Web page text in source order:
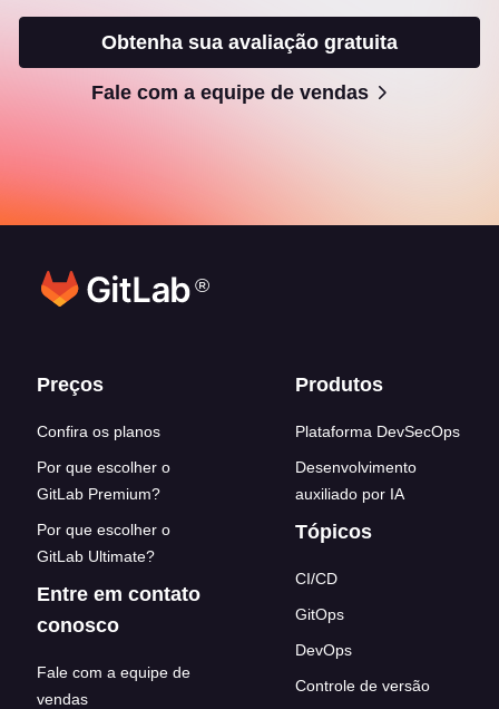
Obtenha sua avaliação gratuita
Fale com a equipe de vendas
®
Footer links
Preços
Confira os planos
Por que escolher o
GitLab Premium?
Por que escolher o
GitLab Ultimate?
Entre em contato
conosco
Fale com a equipe de
vendas
Produtos
Plataforma DevSecOps
Desenvolvimento
auxiliado por IA
Tópicos
CI/CD
GitOps
DevOps
Controle de versão